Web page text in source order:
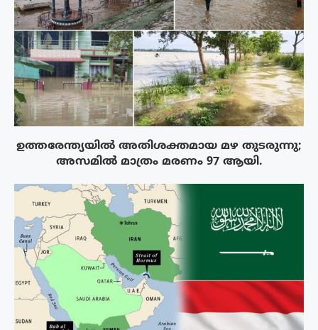
ഉത്തരേന്ത്യയിൽ അതിശക്തമായ മഴ തുടരുന്നു;
അസമിൽ മാത്രം മരണം 97 ആയി.